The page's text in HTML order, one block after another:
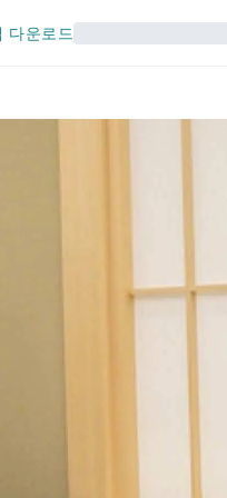
다운로드